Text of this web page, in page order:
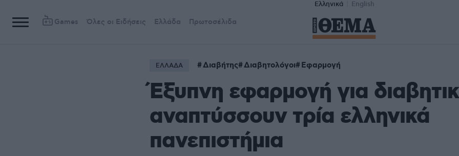
Ελληνικά English
Games Όλες οι Ειδήσεις Ελλάδα Πρωτοσέλιδα
ΕΛΛΑΔΑ Διαβήτης Διαβητολόγοι Εφαρμογή
Έξυπνη εφαρμογή για
αναπτύσσουν τρία ελληνικά
πανεπιστήμια